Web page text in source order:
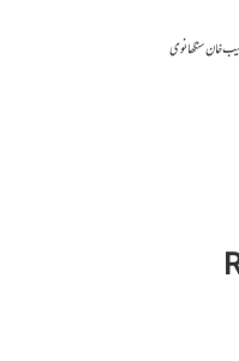
طیب خان سنگھانوی